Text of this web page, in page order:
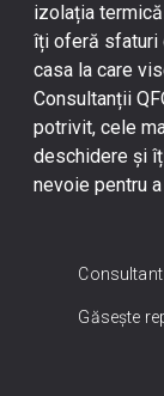
izolația
îți oferă sfaturi
casa la care
Consultanții
potrivit, cele
deschidere și
nevoie pentru
Consultant
Găsește